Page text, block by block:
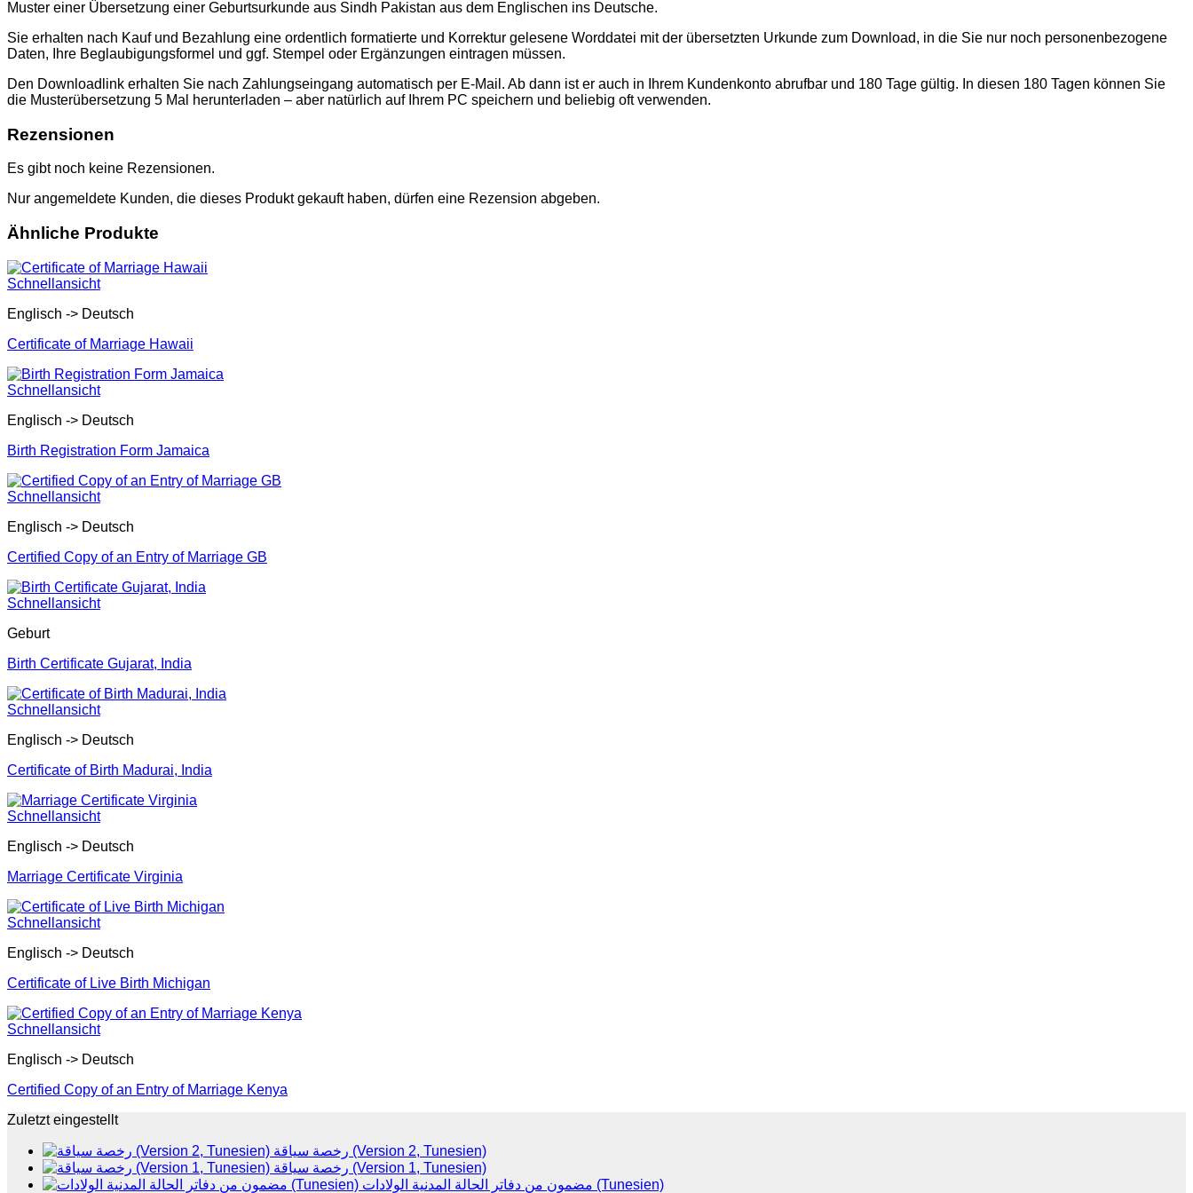
Muster einer Übersetzung einer Geburtsurkunde aus Sindh Pakistan aus dem Englischen ins Deutsche.
Sie erhalten nach Kauf und Bezahlung eine ordentlich formatierte und Korrektur gelesene Worddatei mit der übersetzten Urkunde zum Download, in die Sie nur noch personenbezogene
Daten, Ihre Beglaubigungsformel und ggf. Stempel oder Ergänzungen eintragen müssen.
Den Downloadlink erhalten Sie nach Zahlungseingang automatisch per E-Mail. Ab dann ist er auch in Ihrem Kundenkonto abrufbar und 180 Tage gültig. In diesen 180 Tagen können Sie
die Musterübersetzung 5 Mal herunterladen – aber natürlich auf Ihrem PC speichern und beliebig oft verwenden.
Rezensionen
Es gibt noch keine Rezensionen.
Nur angemeldete Kunden, die dieses Produkt gekauft haben, dürfen eine Rezension abgeben.
Ähnliche Produkte
Schnellansicht
Englisch -> Deutsch
Certificate of Marriage Hawaii
Schnellansicht
Englisch -> Deutsch
Birth Registration Form Jamaica
Schnellansicht
Englisch -> Deutsch
Certified Copy of an Entry of Marriage GB
Schnellansicht
Geburt
Birth Certificate Gujarat, India
Schnellansicht
Englisch -> Deutsch
Certificate of Birth Madurai, India
Schnellansicht
Englisch -> Deutsch
Marriage Certificate Virginia
Schnellansicht
Englisch -> Deutsch
Certificate of Live Birth Michigan
Schnellansicht
Englisch -> Deutsch
Certified Copy of an Entry of Marriage Kenya
Zuletzt eingestellt
رخصة سياقة (Version 2, Tunesien)
رخصة سياقة (Version 1, Tunesien)
مضمون من دفاتر الحالة المدنية الولادات (Tunesien)